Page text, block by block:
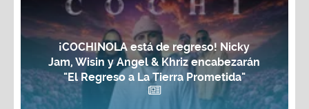
¡COCHINOLA está de regreso! Nicky
Jam, Wisin y Angel & Khriz encabezarán
"El Regreso a La Tierra Prometida"